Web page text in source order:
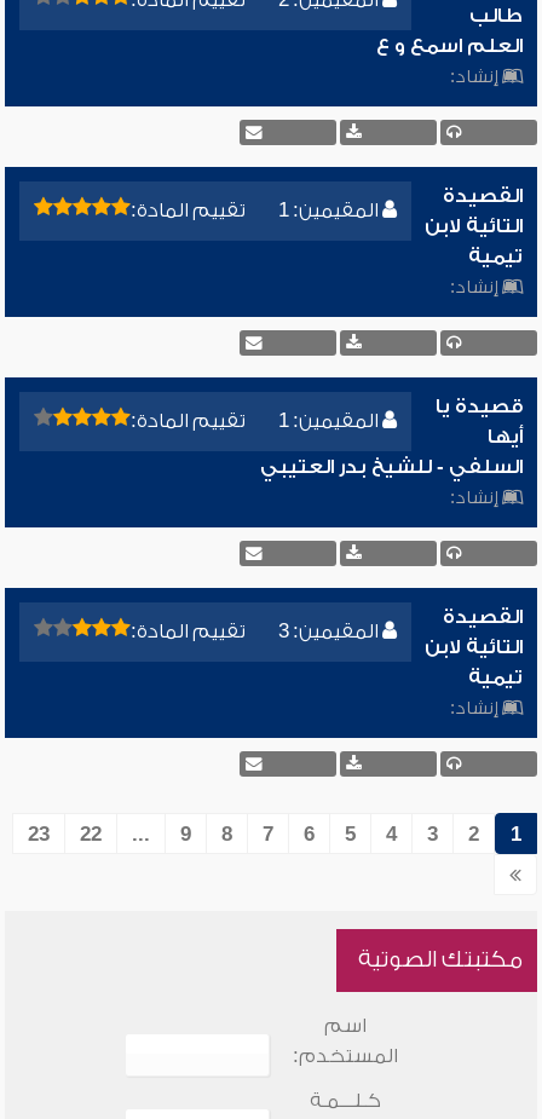
طالب
العلم اسمع و ع
إنشاد:
المقيمين: 1 تقييم المادة:
القصيدة
التائية لابن
تيمية
إنشاد:
المقيمين: 1 تقييم المادة:
قصيدة يا
أيها
السلفي - للشيخ بدر العتيبي
إنشاد:
المقيمين: 3 تقييم المادة:
القصيدة
التائية لابن
تيمية
إنشاد:
1
2
3
4
5
6
7
8
9
...
22
23
مكتبتك الصوتية
اسم
المستخدم:
كـلـــمـة